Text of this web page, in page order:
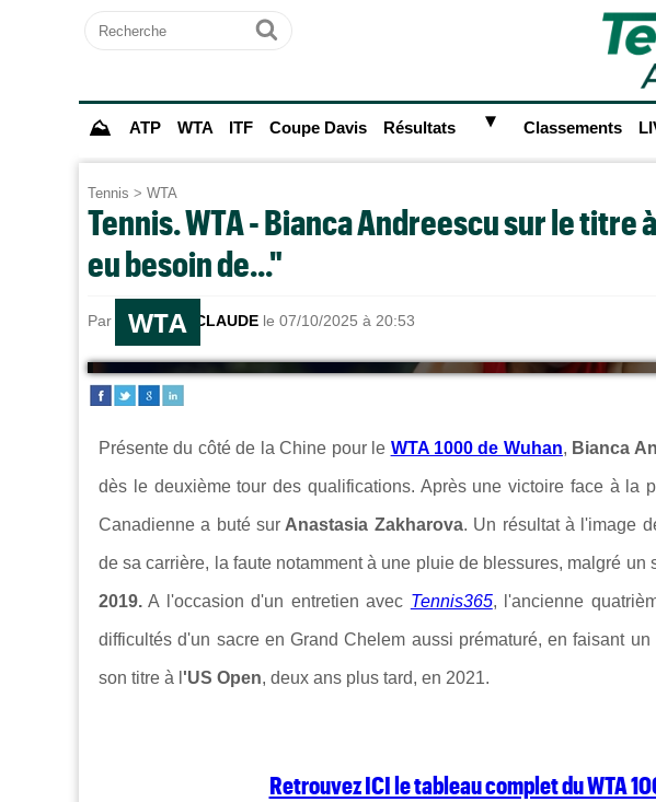
Recherche
Ok
⛰ ATP WTA ITF Coupe Davis Résultats ► Classements
Tennis > WTA
Tennis. WTA - Bianca Andreescu sur le titre
eu besoin de..."
Par Sebastien CLAUDE le 07/10/2025 à 20:53
WTA
Présente du côté de la Chine pour le WTA 1000 de Wuhan, Bianca
dès le deuxième tour des qualifications. Après une victoire face à la
Canadienne a buté sur Anastasia Zakharova. Un résultat à l'image
de sa carrière, la faute notamment à une pluie de blessures, malgré un
2019. A l'occasion d'un entretien avec Tennis365, l'ancienne
difficultés d'un sacre en Grand Chelem aussi prématuré, en faisant
son titre à l 'US Open, deux ans plus tard, en 2021.
Retrouvez ICI le tableau complet du WTA